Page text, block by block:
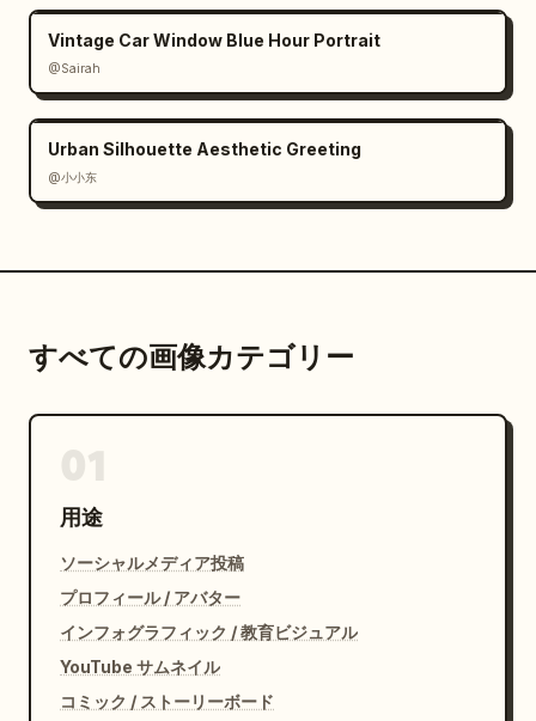
Vintage Car Window Blue Hour Portrait
@Sairah
Urban Silhouette Aesthetic Greeting
@小小东
すべての画像カテゴリー
用途
ソーシャルメディア投稿
プロフィール / アバター
インフォグラフィック / 教育ビジュアル
YouTube サムネイル
コミック / ストーリーボード